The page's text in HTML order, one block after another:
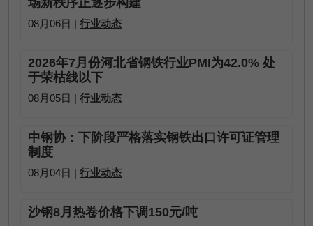
场新秩序正逐步构建
08月06日 | 行业动态
2026年7月份河北省钢铁行业PMI为42.0% 处
于荣枯线以下
08月05日 | 行业动态
中钢协：下阶段严格落实钢铁出口许可证管理
制度
08月04日 | 行业动态
沙钢8月热卷价格下调150元/吨